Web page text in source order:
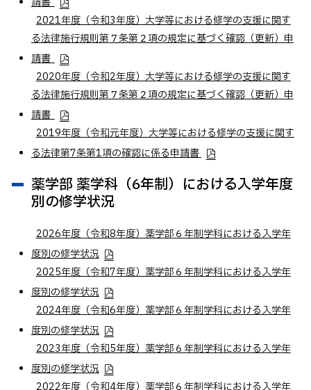
2021年度（令和3年度）大学等における修学の支援に関す
る法律施行規則第７条第２項の規定に基づく確認（更新）申
請書
2020年度（令和2年度）大学等における修学の支援に関す
る法律施行規則第７条第２項の規定に基づく確認（更新）申
請書
2019年度（令和元年度）大学等における修学の支援に関す
る法律第7条第1項の確認に係る申請書
薬学部 薬学科（6年制）における入学年度
別の修学状況
2026年度（令和8年度）薬学部６年制学科における入学年
度別の修学状況
2025年度（令和7年度）薬学部６年制学科における入学年
度別の修学状況
2024年度（令和6年度）薬学部６年制学科における入学年
度別の修学状況
2023年度（令和5年度）薬学部６年制学科における入学年
度別の修学状況
2022年度（令和4年度）薬学部６年制学科における入学年